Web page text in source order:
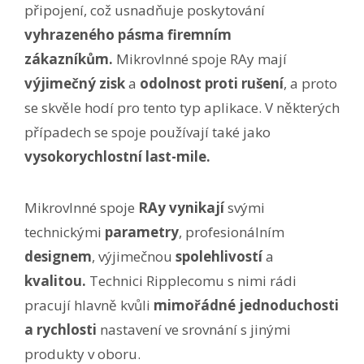
připojení, což usnadňuje poskytování
vyhrazeného pásma firemním
zákazníkům. Mikrovlnné spoje RAy mají
výjimečný ziska odolnost proti rušení, a proto
se skvěle hodí pro tento typ aplikace. V některých
případech se spoje používají také jako
vysokorychlostní last-mile.
Mikrovlnné spoje RAy vynikajísvými
technickými parametry, profesionálním
designem, výjimečnou spolehlivostía
kvalitou. Technici Ripplecomu s nimi rádi
pracují hlavně kvůli mimořádné jednoduchosti
a rychlosti nastavení ve srovnání s jinými
produkty v oboru.